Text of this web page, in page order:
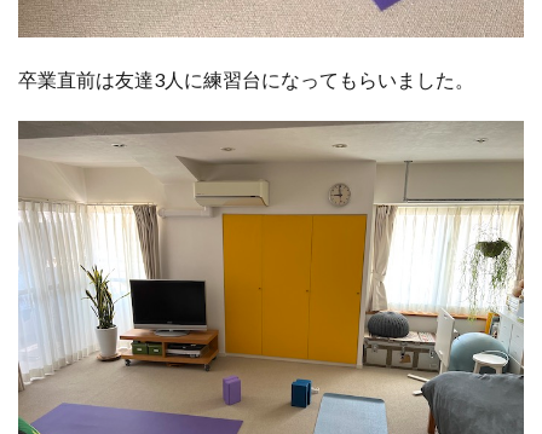
卒業直前は友達3人に練習台になってもらいました。